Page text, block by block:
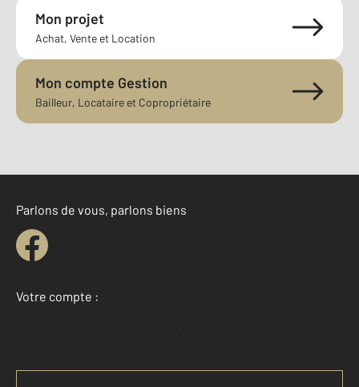
Mon projet
Achat, Vente et Location
Mon compte Gestion
Bailleur, Locataire et Copropriétaire
Parlons de vous, parlons biens
Votre compte :
Accéder à mon compte